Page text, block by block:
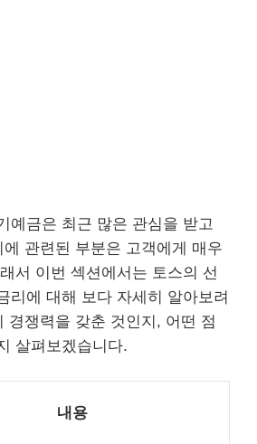
예금은 최근 많은 관심을 받고
관련된 부분은 고객에게 매우
서 이번 섹션에서는 토스의 선
리에 대해 보다 자세히 알아보려
경쟁력을 갖춘 것인지, 어떤 점
살펴보겠습니다.
내용